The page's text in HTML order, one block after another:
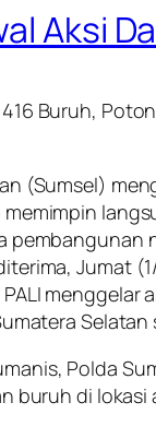
Aksi
Buruh,
(Sumsel)
memimpin
pembangunan
Jumat
menggelar
Polda
buruh di